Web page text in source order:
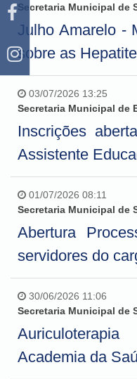
Secretaria Municipal de
Julho Amarelo -
sobre as
03/07/2026 13:25
Secretaria Municipal de
Inscrições
Assistente
01/07/2026 08:11
Secretaria Municipal de
Abertura
servidores do
30/06/2026 11:06
Secretaria Municipal de
Academia da